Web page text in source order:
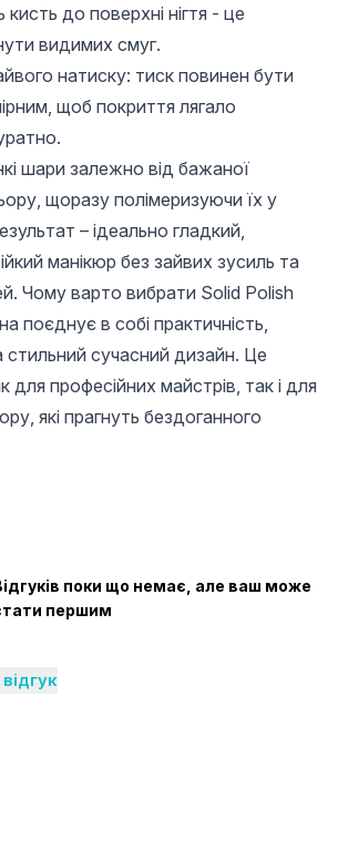
кисть до поверхні нігтя - це
видимих ​​смуг.
натиску: тиск повинен бути
щоб покриття лягало
шари залежно від бажаної
щоразу полімеризуючи їх у
– ідеально гладкий,
манікюр без зайвих зусиль та
Чому варто вибрати Solid Polish
поєднує в собі практичність,
стильний сучасний дизайн. Це
для професійних майстрів, так і для
які прагнуть бездоганного
поки що немає, але ваш може
першим